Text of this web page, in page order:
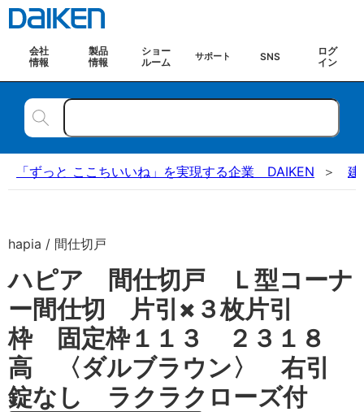
会社
情報
製品
情報
ショー
ルーム
サポート SNS
ログ
イン
「ずっと ここちいいね」を実現する企業 DAIKEN 建
hapia / 間仕切戸
ハピア 間仕切戸 Ｌ型コーナ
ー間仕切 片引×３枚片引
枠 固定枠１１３ ２３１８
高 〈ダルブラウン〉 右引
錠なし ラクラクローズ付